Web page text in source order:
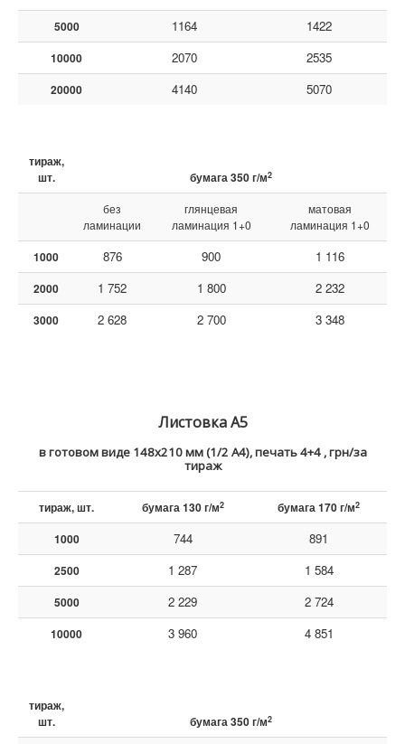
5000 1164 1422
10000 2070 2535
20000 4140 5070
тираж,
шт.
бумага 350 г/м2
без
ламинации
глянцевая
ламинация 1+0
матовая
ламинация 1+0
1000 876 900 1 116
2000 1 752 1 800 2 232
3000 2 628 2 700 3 348
Листовка А5
в готовом виде 148х210 мм (1/2 А4), печать 4+4 , грн/за
тираж
тираж, шт. бумага 130 г/м2 бумага 170 г/м2
1000 744 891
2500 1 287 1 584
5000 2 229 2 724
10000 3 960 4 851
тираж,
шт.
бумага 350 г/м2